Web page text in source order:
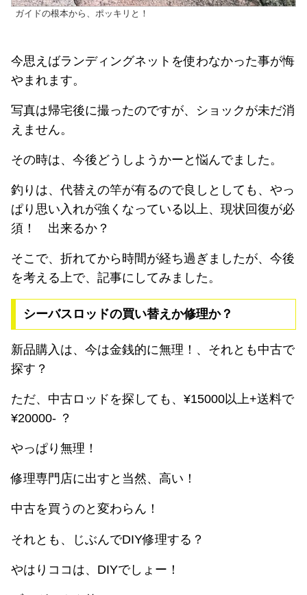
ガイドの根本から、ポッキリと！
今思えばランディングネットを使わなかった事が悔
やまれます。
写真は帰宅後に撮ったのですが、ショックが未だ消
えません。
その時は、今後どうしようかーと悩んでました。
釣りは、代替えの竿が有るので良しとしても、やっ
ぱり思い入れが強くなっている以上、現状回復が必
須！ 出来るか？
そこで、折れてから時間が経ち過ぎましたが、今後
を考える上で、記事にしてみました。
シーバスロッドの買い替えか修理か？
新品購入は、今は金銭的に無理！、それとも中古で
探す？
ただ、中古ロッドを探しても、¥15000以上+送料で
¥20000- ？
やっぱり無理！
修理専門店に出すと当然、高い！
中古を買うのと変わらん！
それとも、じぶんでDIY修理する？
やはりココは、DIYでしょー！